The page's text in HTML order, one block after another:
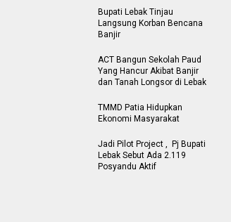
Bupati Lebak Tinjau
Langsung Korban Bencana
Banjir
ACT Bangun Sekolah Paud
Yang Hancur Akibat Banjir
dan Tanah Longsor di Lebak
TMMD Patia Hidupkan
Ekonomi Masyarakat
Jadi Pilot Project , Pj Bupati
Lebak Sebut Ada 2.119
Posyandu Aktif